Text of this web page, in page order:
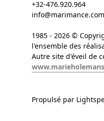
+32-476.920.964
info@marimance.com
1985 - 2026 ©
l'ensemble des
Autre site d'éveil de
Propulsé par